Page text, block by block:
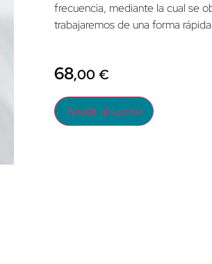
frecuencia, mediante la cual se
trabajaremos de una forma
68,00 €
Añadir al carrito